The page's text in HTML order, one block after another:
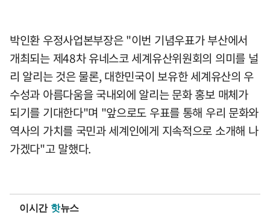
박인환 우정사업본부장은 "이번 기념우표가 부산에서
개최되는 제48차 유네스코 세계유산위원회의 의미를 널
리 알리는 것은 물론, 대한민국이 보유한 세계유산의 우
수성과 아름다움을 국내외에 알리는 문화 홍보 매체가
되기를 기대한다"며 "앞으로도 우표를 통해 우리 문화와
역사의 가치를 국민과 세계인에게 지속적으로 소개해 나
가겠다"고 말했다.
이시간 핫뉴스